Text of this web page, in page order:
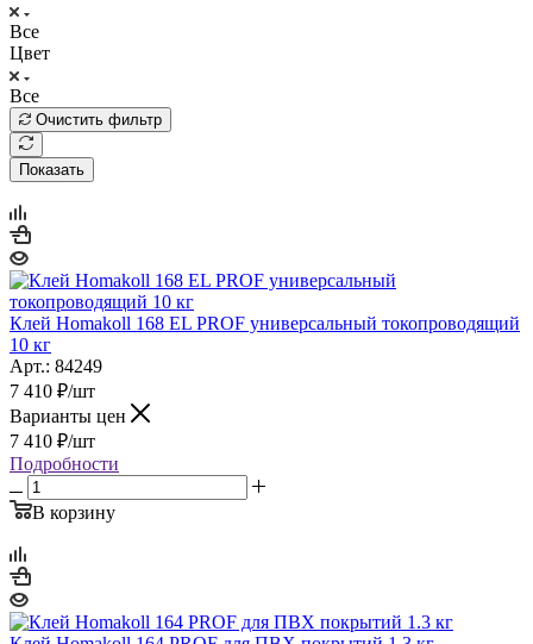
Все
Цвет
Все
Очистить фильтр
Показать
Клей Homakoll 168 EL PROF универсальный токопроводящий
10 кг
Арт.: 84249
7 410 ₽/шт
Варианты цен
7 410 ₽/шт
Подробности
В корзину